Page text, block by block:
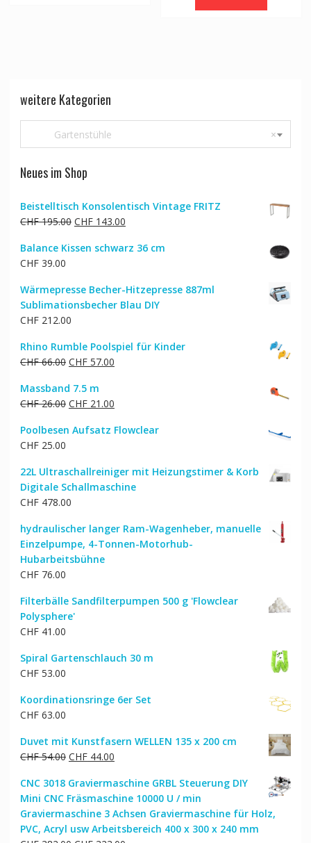
weitere Kategorien
×
Gartenstühle
Neues im Shop
Beistelltisch Konsolentisch Vintage FRITZ
CHF195.00 Ursprünglicher
war:
CHF143.00Aktueller
ist:
Balance Kissen schwarz 36 cm
CHF39.00
Wärmepresse Becher-Hitzepresse 887ml
Sublimationsbecher Blau DIY
CHF212.00
Rhino Rumble Poolspiel für Kinder
CHF66.00 Ursprünglicher
war:
CHF 66.00
CHF57.00Aktueller
CHF 57.00.
Massband 7.5 m
CHF26.00 Ursprünglicher
war:
CHF21.00Aktueller
ist:
Poolbesen Aufsatz Flowclear
CHF25.00
22L Ultraschallreiniger mit Heizungstimer & Korb
Digitale Schallmaschine
CHF478.00
hydraulischer langer Ram-Wagenheber, manuelle
Einzelpumpe, 4-Tonnen-Motorhub-
Hubarbeitsbühne
CHF76.00
Filterbälle Sandfilterpumpen 500 g 'Flowclear
Polysphere'
CHF41.00
Spiral Gartenschlauch 30 m
CHF53.00
Koordinationsringe 6er Set
CHF63.00
Duvet mit Kunstfasern WELLEN 135 x 200 cm
CHF54.00 Ursprünglicher
war:
CHF 54.00
CHF44.00Aktueller
ist:
CHF 44.00.
CNC 3018 Graviermaschine GRBL Steuerung DIY
Mini CNC Fräsmaschine 10000 U / min
Graviermaschine 3 Achsen Graviermaschine für Holz,
PVC, Acryl usw Arbeitsbereich 400 x 300 x 240 mm